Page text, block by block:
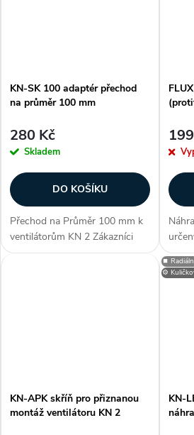
KN-SK 100 adaptér přechod
na průměr 100 mm
280 Kč
Skladem
DO KOŠÍKU
Přechod na Průměr 100 mm k
ventilátorům KN 2 Zákazníci
často dokupují...
KN-APK skříň pro přiznanou
montáž ventilátoru KN 2
⚙️
⏹️
KN-